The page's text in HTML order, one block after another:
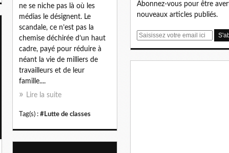
ne se niche pas là où les
médias le désignent. Le
scandale, ce n’est pas la
chemise déchirée d’un haut
cadre, payé pour réduire à
néant la vie de milliers de
travailleurs et de leur
famille....
Lire la suite
Tag(s) : #Lutte de classes
Abonnez-vous pour être
nouveaux articles publiés.
E